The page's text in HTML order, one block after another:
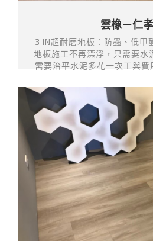
雲橡－仁
3 IN超耐磨地板：防蟲、低甲
地板施工不再漂浮，只需要水
需要治平水泥多花一次工與費